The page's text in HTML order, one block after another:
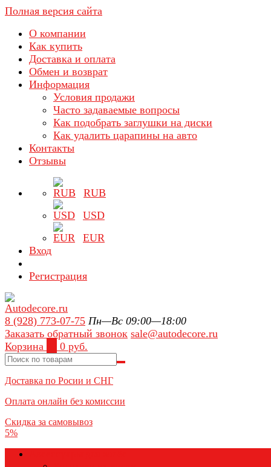
Полная версия сайта
О компании
Как купить
Доставка и оплата
Обмен и возврат
Информация
Условия продажи
Часто задаваемые вопросы
Как подобрать заглушки на диски
Как удалить царапины на авто
Контакты
Отзывы
RUB
USD
EUR
Вход
Регистрация
8 (928) 773-07-75 Пн—Вс 09:00—18:00
Заказать обратный звонок sale@autodecore.ru
Корзина
0 руб.
Доставка по Росии и СНГ
Оплата онлайн без комиссии
Скидка за самовывоз
5%